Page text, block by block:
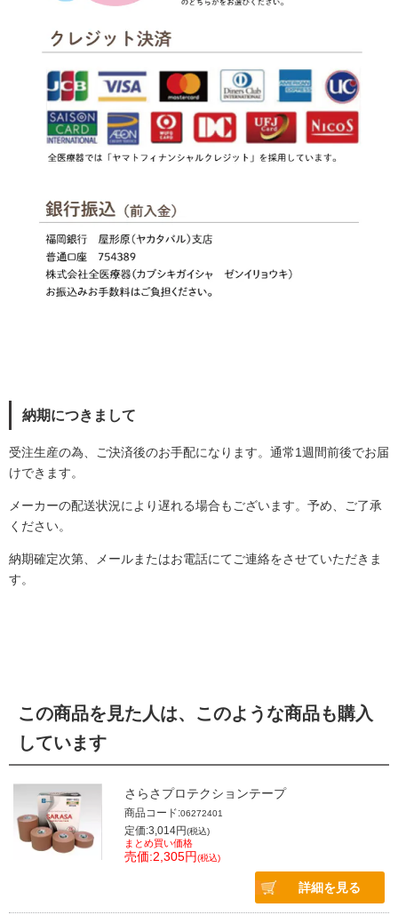
納期につきまして
受注生産の為、ご決済後のお手配になります。通常1週間前後でお届
けできます。
メーカーの配送状況により遅れる場合もございます。予め、ご了承
ください。
納期確定次第、メールまたはお電話にてご連絡をさせていただきま
す。
この商品を見た人は、このような商品も購入
しています
さらさプロテクションテープ
商品コード:06272401
定価:3,014円(税込)
まとめ買い価格
売価:2,305円(税込)
詳細を見る